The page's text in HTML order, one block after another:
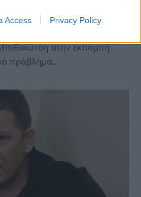
Access Privacy Policy
στην εκπομπή
πρόβλημα…